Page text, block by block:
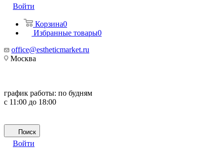
Войти
Корзина0
Избранные товары0
office@estheticmarket.ru
Москва
график работы: по будням
с 11:00 до 18:00
Поиск
Войти